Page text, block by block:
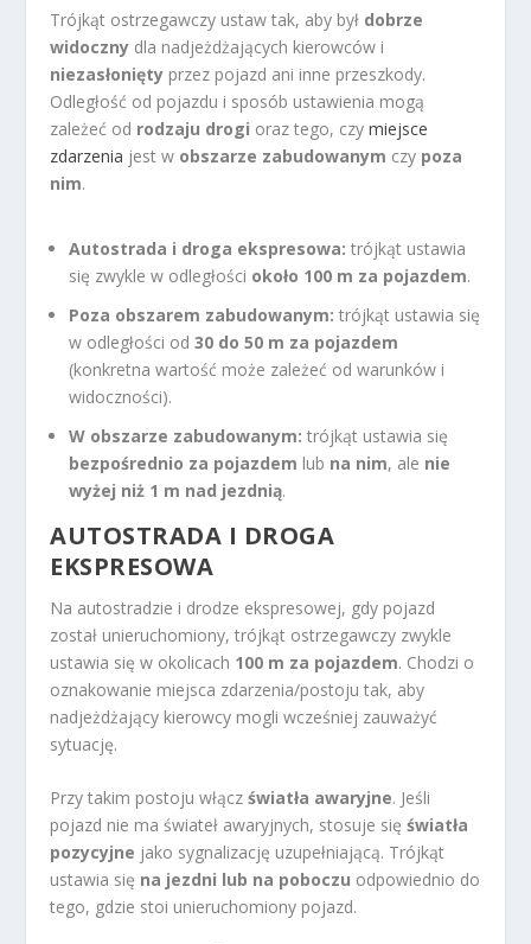
Trójkąt ostrzegawczy ustaw tak, aby był dobrze
widoczny dla nadjeżdżających kierowców i
niezasłonięty przez pojazd ani inne przeszkody.
Odległość od pojazdu i sposób ustawienia mogą
zależeć od rodzaju drogi oraz tego, czymiejsce
zdarzenia jest w obszarze zabudowanym czy poza
nim.
Autostrada i droga ekspresowa: trójkąt ustawia
się zwykle w odległości około 100 m za pojazdem.
Poza obszarem zabudowanym: trójkąt ustawia się
w odległości od30 do 50 m za pojazdem
(konkretna wartość może zależeć od warunków i
widoczności).
W obszarze zabudowanym: trójkąt ustawia się
bezpośrednio za pojazdem lub na nim, ale nie
wyżej niż 1 m nad jezdnią.
AUTOSTRADA I DROGA
EKSPRESOWA
Na autostradzie i drodze ekspresowej, gdy pojazd
został unieruchomiony, trójkąt ostrzegawczy zwykle
ustawia się w okolicach 100 m za pojazdem. Chodzi o
oznakowanie miejsca zdarzenia/postoju tak, aby
nadjeżdżający kierowcy mogli wcześniej zauważyć
sytuację.
Przy takim postoju włączświatła awaryjne. Jeśli
pojazd nie ma świateł awaryjnych, stosuje sięświatła
pozycyjne jako sygnalizację uzupełniającą. Trójkąt
ustawia się na jezdni lub na poboczu odpowiednio do
tego, gdzie stoi unieruchomiony pojazd.